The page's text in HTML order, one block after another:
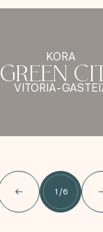
KORA
GREEN
VITORIA-
1 /6